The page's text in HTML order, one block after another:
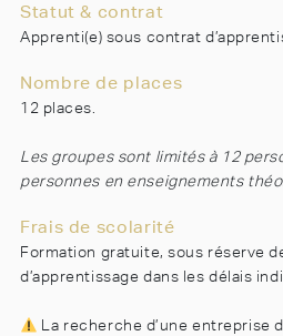
Statut & contrat
Apprenti(e) sous contrat
Nombre de places
12 places.
Les groupes sont limités à 12
personnes en enseignements
Frais de scolarité
Formation gratuite, sous réserve
d’apprentissage dans les délais
La recherche d’une entreprise